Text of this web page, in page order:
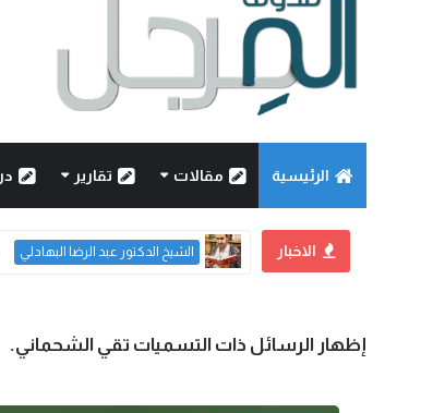
الرئيسية مقالات تقارير
الاخبار بين حكمة
‏إظهار الرسائل ذات التسميات تقي الشحماني.